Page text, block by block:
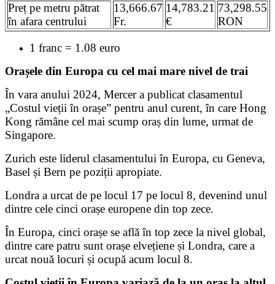
Preț pe metru pătrat
în afara centrului
13,666.67
Fr.
14,783.21
€
73,298.55
RON
1 franc = 1.08 euro
Orașele din Europa cu cel mai mare nivel de trai
În vara anului 2024, Mercer a publicat clasamentul
„Costul vieții în orașe” pentru anul curent, în care Hong
Kong rămâne cel mai scump oraș din lume, urmat de
Singapore.
Zurich este liderul clasamentului în Europa, cu Geneva,
Basel și Bern pe poziții apropiate.
Londra a urcat de pe locul 17 pe locul 8, devenind unul
dintre cele cinci orașe europene din top zece.
În Europa, cinci orașe se află în top zece la nivel global,
dintre care patru sunt orașe elvețiene și Londra, care a
urcat nouă locuri și ocupă acum locul 8.